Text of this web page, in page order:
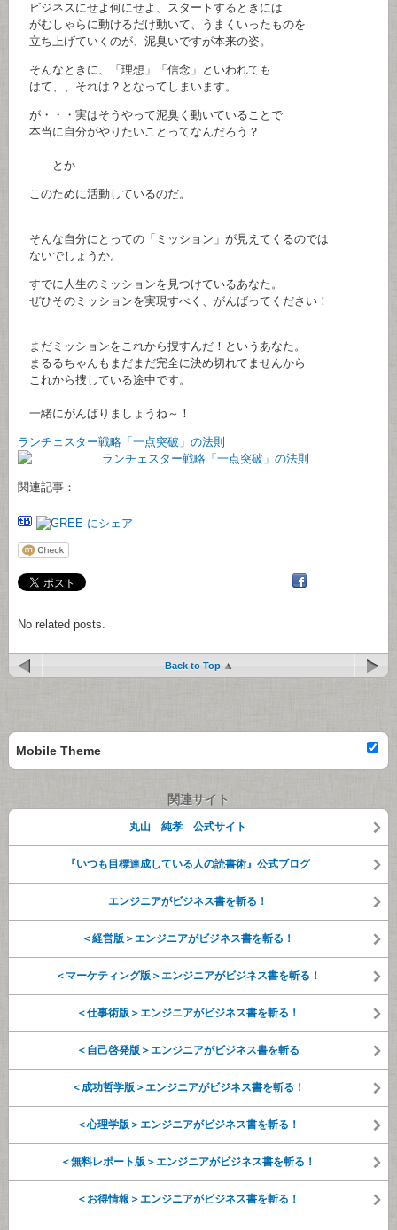
ビジネスにせよ何にせよ、スタートするときには
がむしゃらに動けるだけ動いて、うまくいったものを
立ち上げていくのが、泥臭いですが本来の姿。
そんなときに、「理想」「信念」といわれても
はて、、それは？となってしまいます。
が・・・実はそうやって泥臭く動いていることで
本当に自分がやりたいことってなんだろう？
とか
このために活動しているのだ。
そんな自分にとっての「ミッション」が見えてくるのでは
ないでしょうか。
すでに人生のミッションを見つけているあなた。
ぜひそのミッションを実現すべく、がんばってください！
まだミッションをこれから捜すんだ！というあなた。
まるるちゃんもまだまだ完全に決め切れてませんから
これから捜している途中です。
一緒にがんばりましょうね～！
ランチェスター戦略「一点突破」の法則
関連記事：
No related posts.
Back to Top
Mobile Theme
関連サイト
丸山 純孝 公式サイト
『いつも目標達成している人の読書術』公式ブログ
エンジニアがビジネス書を斬る！
＜経営版＞エンジニアがビジネス書を斬る！
＜マーケティング版＞エンジニアがビジネス書を斬る！
＜仕事術版＞エンジニアがビジネス書を斬る！
＜自己啓発版＞エンジニアがビジネス書を斬る
＜成功哲学版＞エンジニアがビジネス書を斬る！
＜心理学版＞エンジニアがビジネス書を斬る！
＜無料レポート版＞エンジニアがビジネス書を斬る！
＜お得情報＞エンジニアがビジネス書を斬る！